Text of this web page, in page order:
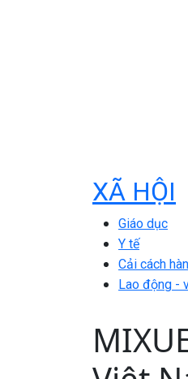
XÃ HỘI
Giáo dục
Y tế
Cải cách
Lao động -